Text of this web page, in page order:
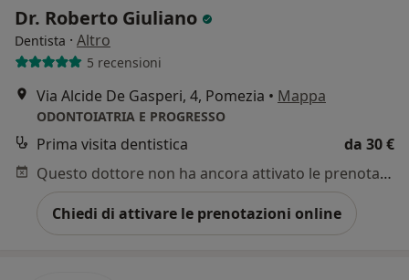
Dr. Roberto Giuliano
Dentista · Altro
5 recensioni
Via Alcide De Gasperi, 4, Pomezia • Mappa
ODONTOIATRIA E PROGRESSO
Prima visita dentistica
da 30 €
Questo dottore non ha ancora attivato le prenotazioni online presso questo indirizzo.
Chiedi di attivare le prenotazioni online